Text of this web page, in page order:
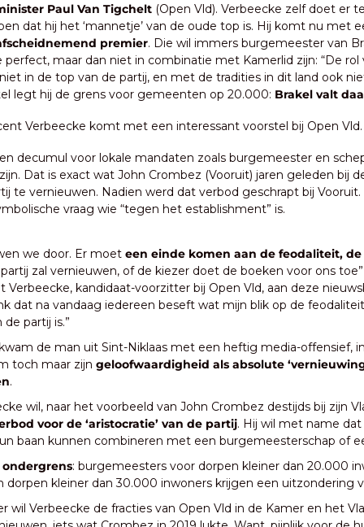
Paul Van Tigchelt (Open Vld). Verbeecke zelf doet er
dat hij het ‘mannetje’ van de oude top is. Hij komt nu met
premier. Die wil immers burgemeester van
perfect, maar dan niet in combinatie met Kamerlid zijn: “De rol
in de top van de partij, en met de tradities in dit land ook
legt hij de grens voor gemeenten op 20.000: Brakel valt
Verbeecke komt met een interessant voorstel bij Open Vld.
decumul voor lokale mandaten zoals burgemeester en
Dat is exact wat John Crombez (Vooruit) jaren geleden bij
te vernieuwen. Nadien werd dat verbod geschrapt bij
vraag wie “tegen het establishment” is.
we door. Er moet een einde komen aan de feodaliteit,
zal vernieuwen, of de kiezer doet de boeken voor ons
Verbeecke, kandidaat-voorzitter bij Open Vld, aan deze
dat na vandaag iedereen beseft wat mijn blik op de
partij is.”
de man uit Sint-Niklaas met een heftig media-offensief,
toch maar zijn geloofwaardigheid als absolute
.
voor de ‘aristocratie’ van de partij. Hij wil met name
baan kunnen combineren met een burgemeesterschap of
ondergrens: burgemeesters voor dorpen kleiner dan 20.000
dorpen kleiner dan 30.000 inwoners krijgen een uitzondering
wil Verbeecke de fracties van Open Vld in de Kamer en het